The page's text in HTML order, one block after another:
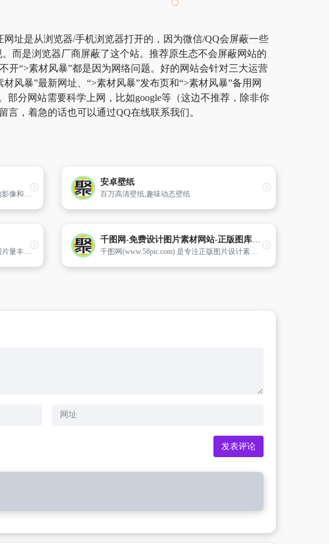
址是从浏览器/手机浏览器打开的，因为微信/QQ会屏蔽一些
而是浏览器厂商屏蔽了这个站。推荐原生态不会屏蔽网站的
“>素材风暴”都是因为网络问题。好的网站会针对三大运营
风暴”最新网址、“>素材风暴”发布页和“>素材风暴”备用网
分网站需要科学上网，比如google等（这边不推荐，除非你
，着急的话也可以通过QQ在线联系我们。
色影无忌是中文影像生活门户,发布及时的影像和摄影行业动态新闻和权威的器材评测和产品资讯,提供高质量的摄影作品发布,摄影技巧交流与分享,拥有活跃度极高的摄影论坛,全球完整的器材库,摄影器材购买和交易平台,以及汽车、旅游、音响等影像生活内容。
安卓壁纸
百万高清壁纸,趣味动态壁纸
汽车图片大全,易车网图片库是国内汽车图片量丰富、图片清晰度高的专业图片频道。摄影师为您呈现出,汽车外观、内饰、内部空间、行驶、汽车创意图等精美汽车图片。
千图网-免费设计图片素材网站-正版图库免费设计素材中国
千图网(www.58pic.com) 是专注正版图片设计素材下载的网站！提供矢量图素材、背景图片素材、矢量图库、psd素材、字体模板、设计素材、PPT模板、视频素材、插画绘画、平面设计模板、Excel模板素材以及网页模板、网站设计素材、网页图标的下载服务。